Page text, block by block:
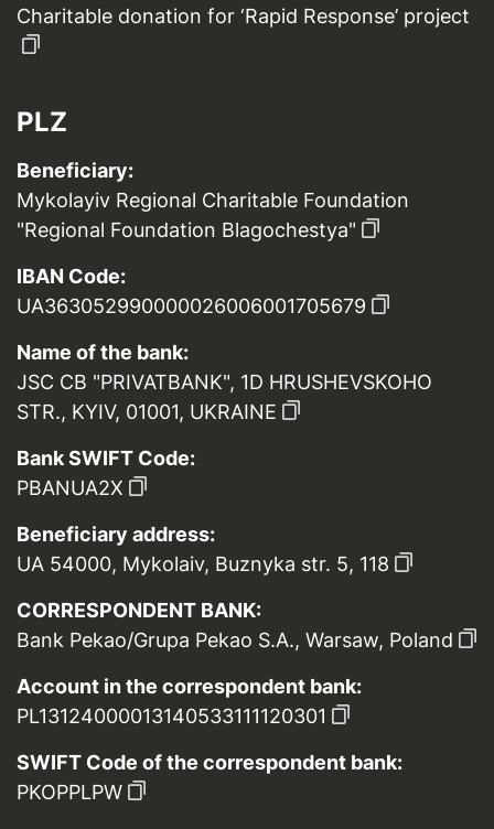
Charitable donation for ‘Rapid Response’ project
PLZ
Beneficiary:
Mykolayiv Regional Charitable Foundation
"Regional Foundation Blagochestya"
IBAN Code:
UA363052990000026006001705679
Name of the bank:
JSC CB "PRIVATBANK", 1D HRUSHEVSKOHO
STR., KYIV, 01001, UKRAINE
Bank SWIFT Code:
PBANUA2X
Beneficiary address:
UA 54000, Mykolaiv, Buznyka str. 5, 118
CORRESPONDENT BANK:
Bank Pekao/Grupa Pekao S.A., Warsaw, Poland
Account in the correspondent bank:
PL13124000013140533111120301
SWIFT Code of the correspondent bank:
PKOPPLPW